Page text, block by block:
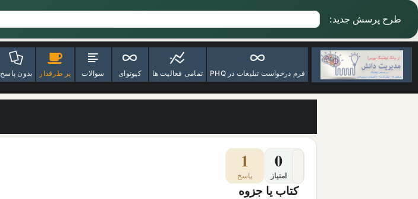
طرح پرسش جدید:
فرم درخواست تبلیغات در PHQ تمامی فعالیت ها کیوتوای سوالات پر طرفدار بدون پاسخ
0
امتیاز
1
پاسخ
کتاب یا جزوه